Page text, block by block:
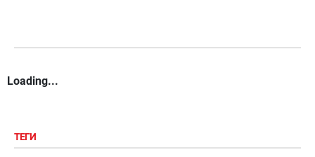
Loading...
ТЕГИ